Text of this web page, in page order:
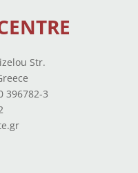
Str.
396782-3